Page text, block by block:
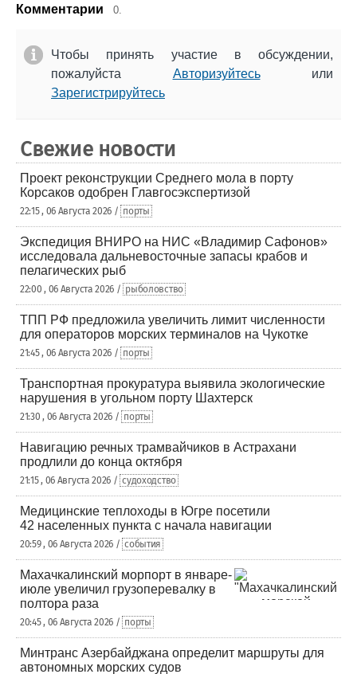
Комментарии 0.
Чтобы принять участие в обсуждении,
пожалуйста Авторизуйтесьили
Зарегистрируйтесь
Свежие новости
Проект реконструкции Среднего мола в порту
Корсаков одобрен Главгосэкспертизой
22:15 , 06 Августа 2026 / порты
Экспедиция ВНИРО на НИС «Владимир Сафонов»
исследовала дальневосточные запасы крабов и
пелагических рыб
22:00 , 06 Августа 2026 / рыболовство
ТПП РФ предложила увеличить лимит численности
для операторов морских терминалов на Чукотке
21:45 , 06 Августа 2026 / порты
Транспортная прокуратура выявила экологические
нарушения в угольном порту Шахтерск
21:30 , 06 Августа 2026 / порты
Навигацию речных трамвайчиков в Астрахани
продлили до конца октября
21:15 , 06 Августа 2026 / судоходство
Медицинские теплоходы в Югре посетили
42 населенных пункта с начала навигации
20:59 , 06 Августа 2026 / события
Махачкалинский морпорт в январе-
июле увеличил грузоперевалку в
полтора раза
20:45 , 06 Августа 2026 / порты
Минтранс Азербайджана определит маршруты для
автономных морских судов